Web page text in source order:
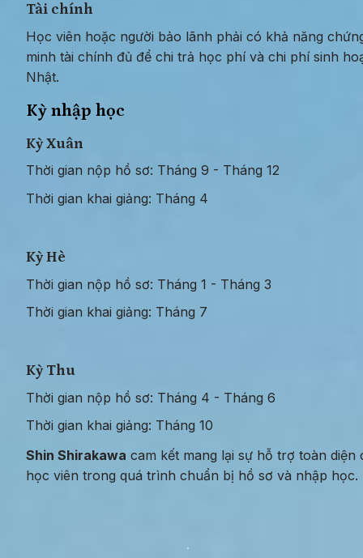
Tài chính
Học viên hoặc người bảo lãnh phải có khả năng
minh tài chính đủ để chi trả học phí và chi phí sinh
Nhật.
Kỳ nhập học
Kỳ Xuân
Thời gian nộp hồ sơ: Tháng 9 - Tháng 12
Thời gian khai giảng: Tháng 4
Kỳ Hè
Thời gian nộp hồ sơ: Tháng 1 - Tháng 3
Thời gian khai giảng: Tháng 7
Kỳ Thu
Thời gian nộp hồ sơ: Tháng 4 - Tháng 6
Thời gian khai giảng: Tháng 10
Shin Shirakawa cam kết mang lại sự hỗ trợ toàn diện
học viên trong quá trình chuẩn bị hồ sơ và nhập học.